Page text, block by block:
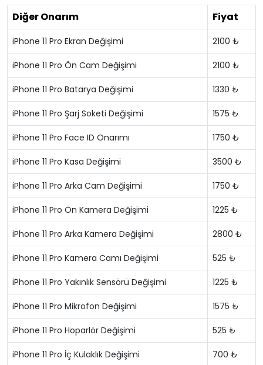
Diğer Onarım Fiyat
iPhone 11 Pro Ekran Değişimi 2100 ₺
iPhone 11 Pro Ön Cam Değişimi 2100 ₺
iPhone 11 Pro Batarya Değişimi 1330 ₺
iPhone 11 Pro Şarj Soketi Değişimi 1575 ₺
iPhone 11 Pro Face ID Onarımı 1750 ₺
iPhone 11 Pro Kasa Değişimi 3500 ₺
iPhone 11 Pro Arka Cam Değişimi 1750 ₺
iPhone 11 Pro Ön Kamera Değişimi 1225 ₺
iPhone 11 Pro Arka Kamera Değişimi 2800 ₺
iPhone 11 Pro Kamera Camı Değişimi 525 ₺
iPhone 11 Pro Yakınlık Sensörü Değişimi 1225 ₺
iPhone 11 Pro Mikrofon Değişimi 1575 ₺
iPhone 11 Pro Hoparlör Değişimi 525 ₺
iPhone 11 Pro İç Kulaklık Değişimi 700 ₺